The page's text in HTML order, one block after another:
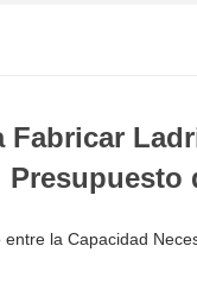
Fabricar
Presupuesto
la Capacidad